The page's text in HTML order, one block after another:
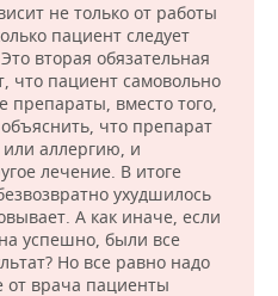
не только от работы
пациент следует
вторая обязательная
что пациент самовольно
препараты, вместо того,
что препарат
аллергию, и
лечение. В итоге
ухудшилось
А как иначе, если
успешно, были все
Но все равно надо
от врача пациенты